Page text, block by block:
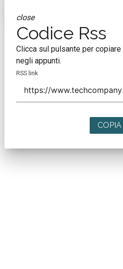
close
Codice Rss
Clicca sul pulsante per copiare
negli appunti.
RSS link